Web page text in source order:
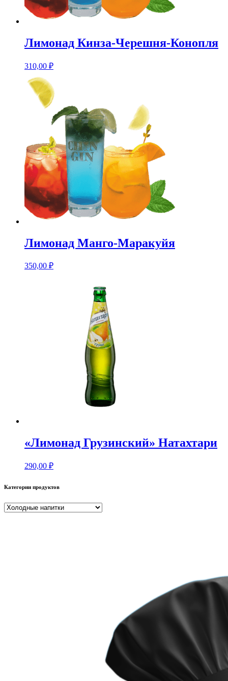
Лимонад Кинза-Черешня-Конопля
310,00 ₽
Лимонад Манго-Маракуйя
350,00 ₽
«Лимонад Грузинский» Натахтари
290,00 ₽
Категории продуктов